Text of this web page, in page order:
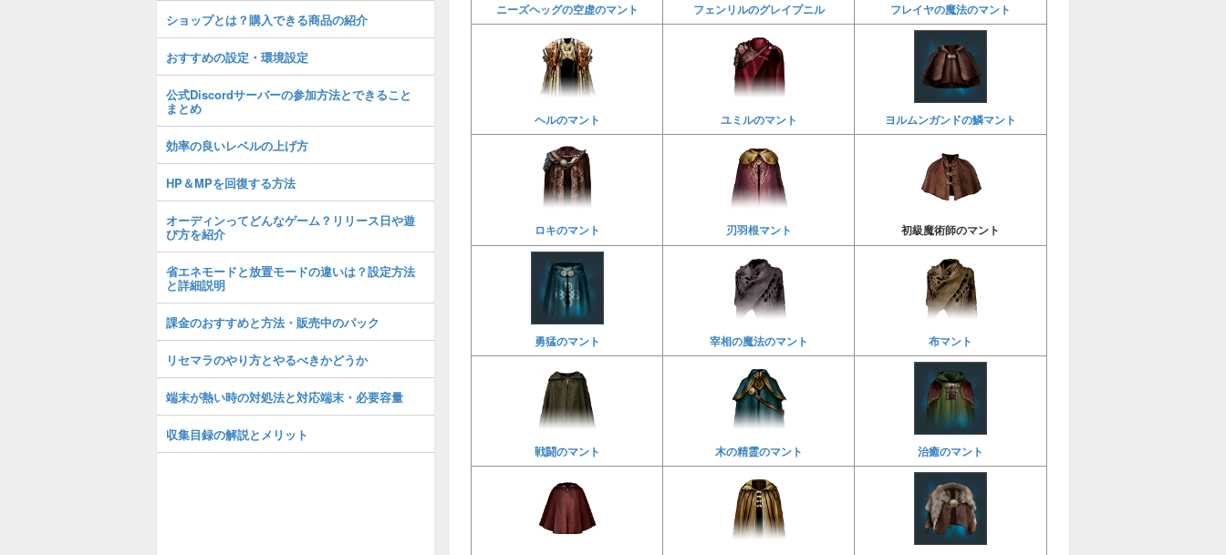
ニーズヘッグの空虚のマント フェンリルのグレイプニル フレイヤの魔法のマント
ヘルのマント ユミルのマント ヨルムンガンドの鱗マント
ロキのマント 刃羽根マント 初級魔術師のマント
勇猛のマント 宰相の魔法のマント 布マント
戦闘のマント 木の精霊のマント 治癒のマント
ショップとは？購入できる商品の紹介
おすすめの設定・環境設定
公式Discordサーバーの参加方法とできること
まとめ
効率の良いレベルの上げ方
HP＆MPを回復する方法
オーディンってどんなゲーム？リリース日や遊
び方を紹介
省エネモードと放置モードの違いは？設定方法
と詳細説明
課金のおすすめと方法・販売中のパック
リセマラのやり方とやるべきかどうか
端末が熱い時の対処法と対応端末・必要容量
収集目録の解説とメリット